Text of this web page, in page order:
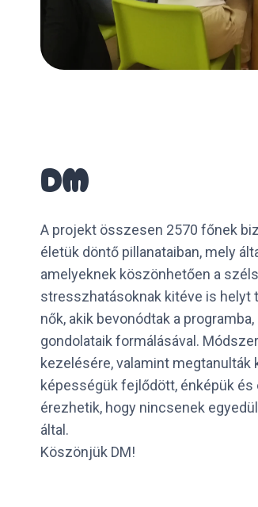
DM
A projekt összesen 2570 főnek
életük döntő pillanataiban, mely
amelyeknek köszönhetően a
stresszhatásoknak kitéve is helyt
nők, akik bevonódtak a
gondolataik formálásával.
kezelésére, valamint
képességük fejlődött, énképük
érezhetik, hogy nincsenek
által.
Köszönjük DM!